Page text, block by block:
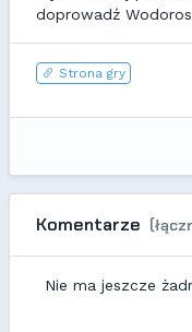
doprowadź
Strona gry
Komentarze
Nie ma jeszcze